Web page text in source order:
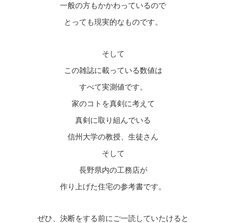
一般の方もかかわっているので
とっても現実的なものです。
そして
この雑誌に載っている数値は
すべて実測値です。
家のコトを真剣に考えて
真剣に取り組んでいる
信州大学の教授、生徒さん
そして
長野県内の工務店が
作り上げた住宅の参考書です。
ぜひ、決断をする前にご一読していたけると